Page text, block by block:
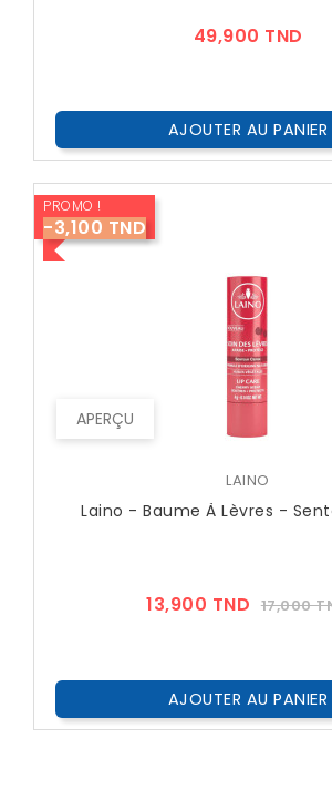
49,900 TND
AJOUTER AU PANIER
APERÇU
PROMO !
-3,100 TND
LAINO
Laino - Baume À Lèvres -
13,900 TND Prix
17,000
AJOUTER AU PANIER